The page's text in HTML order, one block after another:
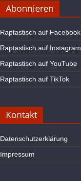
Abonnieren
Raptastisch auf Facebook
Raptastisch auf Instagram
Raptastisch auf YouTube
Raptastisch auf TikTok
Kontakt
Datenschutzerklärung
Impressum